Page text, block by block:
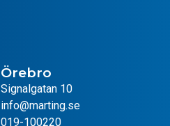
Örebro
Signalgatan 10
info@marting.se
019-100220